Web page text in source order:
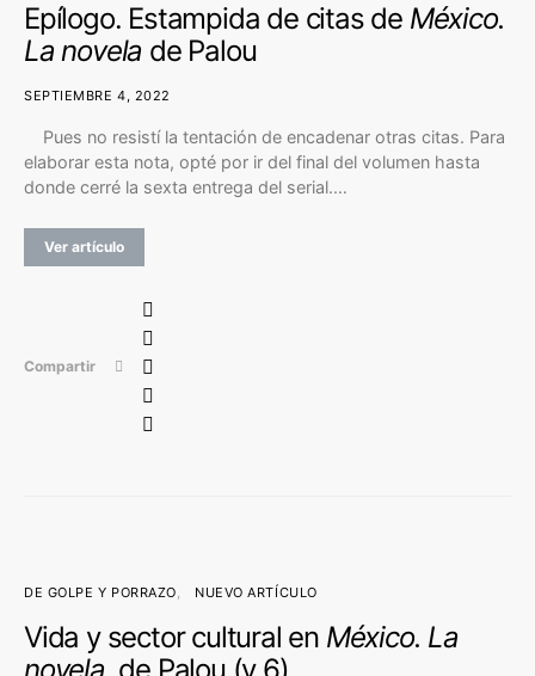
Epílogo. Estampida de citas de México.
La novela de Palou
SEPTIEMBRE 4, 2022
Pues no resistí la tentación de encadenar otras citas. Para
elaborar esta nota, opté por ir del final del volumen hasta
donde cerré la sexta entrega del serial.…
Ver artículo
Compartir
DE GOLPE Y PORRAZO NUEVO ARTÍCULO
Vida y sector cultural en México. La